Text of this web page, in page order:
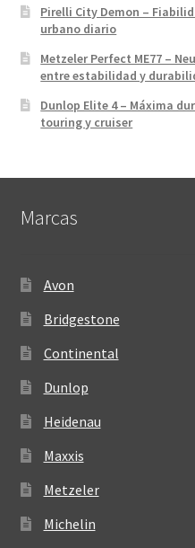
Pirelli City Demon –
urbano diario
Metzeler Perfect ME77 –
entre estabilidad y
Dunlop Elite 4 – Máxima
touring y cruiser
Marcas
Avon
Bridgestone
Continental
Dunlop
Heidenau
Maxxis
Metzeler
Michelin